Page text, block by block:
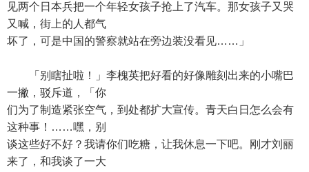
见两个日本兵把一个年轻女孩子抢上了汽车。那女孩子又哭
又喊，街上的人都气
坏了，可是中国的警察就站在旁边装没看见……」
「别瞎扯啦！」李槐英把好看的好像雕刻出来的小嘴巴
一撇，驳斥道，「你
们为了制造紧张空气，到处都扩大宣传。青天白日怎么会有
这种事！……嘿，别
谈这些好不好？我请你们吃糖，让我休息一下吧。刚才刘丽
来了，和我谈了一大